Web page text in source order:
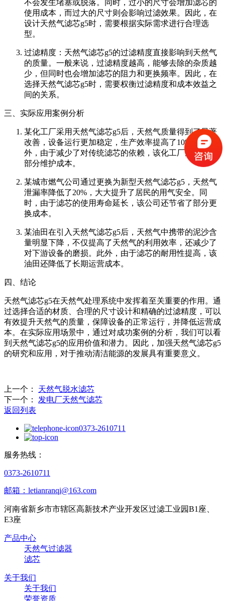
不会发生堵塞或脱落。同时，过小的尺寸会增加滤芯的
使用成本，而过大的尺寸则会影响过滤效果。因此，在
设计天然气滤芯g5时，需要根据实际需求进行合理选
型。
过滤精度：天然气滤芯g5的过滤精度直接影响到天然气
的质量。一般来说，过滤精度越高，能够去除的杂质越
少，但同时也会增加滤芯的阻力和更换频率。因此，在
选择天然气滤芯g5时，需要权衡过滤精度和成本效益之
间的关系。
三、实际应用案例分析
某化工厂采用天然气滤芯g5后，天然气质量得到了显著
改善，设备运行更加稳定，生产效率提高了10%。此
外，由于减少了对传统滤芯的依赖，该化工厂还节约了
部分维护成本。
某城市燃气公司通过更换为新型天然气滤芯g5，天然气
泄漏率降低了20%，大大提升了居民的用气安全。同
时，由于滤芯的使用寿命延长，该公司还节省了部分更
换成本。
某油田在引入天然气滤芯g5后，天然气中携带的泥沙含
量明显下降，不仅提高了天然气的利用效率，还减少了
对下游设备的磨损。此外，由于滤芯的耐用性提高，该
油田还降低了长期运营成本。
四、结论
天然气滤芯g5在天然气处理系统中发挥着至关重要的作用。通
过选择合适的材质、合理的尺寸设计和精确的过滤精度，可以
有效提升天然气的质量，保障设备的正常运行，并降低运营成
本。在实际应用场景中，通过对成功案例的分析，我们可以看
到天然气滤芯g5的应用价值和潜力。因此，加强天然气滤芯g5
的研究和应用，对于推动清洁能源的发展具有重要意义。
上一个：
天然气脱水滤芯
下一个：
发电厂天然气滤芯
返回列表
0373-2610711
服务热线：
0373-2610711
邮箱：letianranqi@163.com
河南省新乡市市辖区高新技术产业开发区过滤工业园B1座、
E3座
产品中心
天然气过滤器
滤芯
关于我们
关于我们
荣誉资质